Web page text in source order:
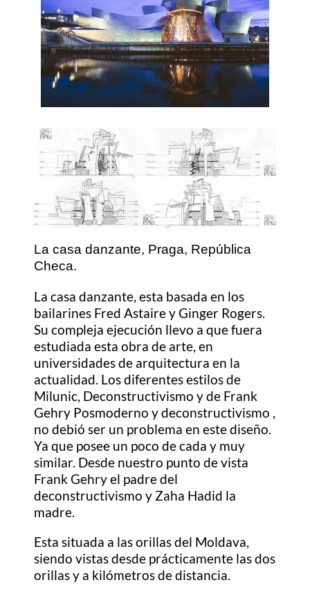
La casa danzante, Praga, República
Checa.
La casa danzante, esta basada en los
bailarines Fred Astaire y Ginger Rogers.
Su compleja ejecución llevo a que fuera
estudiada esta obra de arte, en
universidades de arquitectura en la
actualidad. Los diferentes estilos de
Milunic, Deconstructivismo y de Frank
Gehry Posmoderno y deconstructivismo ,
nodebió ser un problema en este diseño.
Ya que posee un poco de cada y muy
similar. Desde nuestro punto de vista
Frank Gehry el padre del
deconstructivismo y Zaha Hadid la
madre.
Esta situada a las orillas del Moldava,
siendo vistas desde prácticamente las dos
orillas y a kilómetros de distancia.